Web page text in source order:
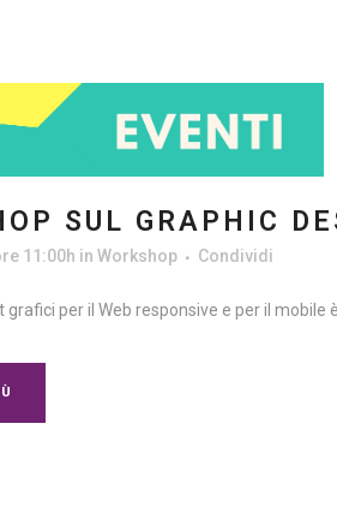
SUL GRAPHIC
11:00h in Workshop Condividi
per il Web responsive e per il